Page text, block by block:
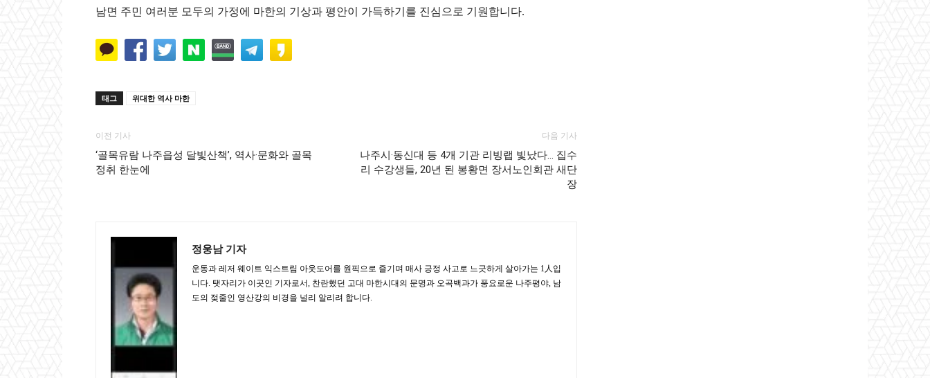
남면 주민 여러분 모두의 가정에 마한의 기상과 평안이 가득하기를 진심으로 기원합니다.
태그 위대한 역사 마한
이전 기사
‘골목유람 나주읍성 달빛산책’, 역사·문화와 골목
정취 한눈에
다음 기사
나주시·동신대 등 4개 기관 리빙랩 빛났다… 집수
리 수강생들, 20년 된 봉황면 장서노인회관 새단
장
정웅남 기자
운동과 레저 웨이트 익스트림 아웃도어를 원픽으로 즐기며 매사 긍정 사고로 느긋하게 살아가는 1人입
니다. 탯자리가 이곳인 기자로서, 찬란했던 고대 마한시대의 문명과 오곡백과가 풍요로운 나주평야, 남
도의 젖줄인 영산강의 비경을 널리 알리려 합니다.